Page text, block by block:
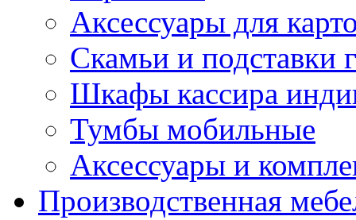
Аксессуары для
Скамьи и подставки
Шкафы кассира
Тумбы мобильные
Аксессуары и
Производственная